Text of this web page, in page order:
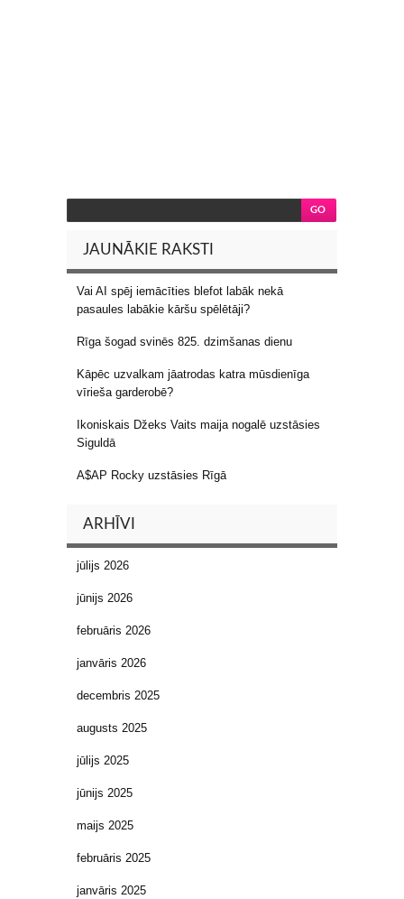
JAUNĀKIE RAKSTI
Vai AI spēj iemācīties blefot labāk nekā
pasaules labākie kāršu spēlētāji?
Rīga šogad svinēs 825. dzimšanas dienu
Kāpēc uzvalkam jāatrodas katra mūsdienīga
vīrieša garderobē?
Ikoniskais Džeks Vaits maija nogalē uzstāsies
Siguldā
A$AP Rocky uzstāsies Rīgā
ARHĪVI
jūlijs 2026
jūnijs 2026
februāris 2026
janvāris 2026
decembris 2025
augusts 2025
jūlijs 2025
jūnijs 2025
maijs 2025
februāris 2025
janvāris 2025